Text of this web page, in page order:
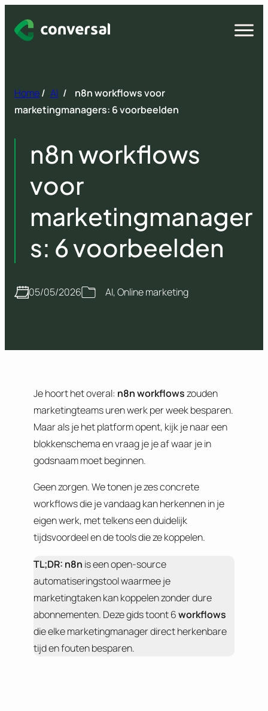
naar
Open
Home/ AI /
n8n workflows voor
marketingmanagers: 6 voorbeelden
n8n workflows
voor
marketingmanager
s: 6 voorbeelden
05/05/2026 AI, Online marketing
Je hoort het overal: n8n workflowszouden
marketingteams uren werk per week besparen.
Maar als je het platform opent, kijk je naar een
blokkenschema en vraag je je af waar je in
godsnaam moet beginnen.
Geen zorgen. We tonen je zes concrete
workflows die je vandaag kan herkennen in je
eigen werk, met telkens een duidelijk
tijdsvoordeel en de tools die ze koppelen.
TL;DR: n8n is een open-source
automatiseringstool waarmee je
marketingtaken kan koppelen zonder dure
abonnementen. Deze gids toont 6workflows
die elke marketingmanager direct herkenbare
tijd en fouten besparen.